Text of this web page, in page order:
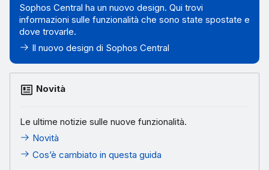
Sophos Central ha un nuovo design. Qui trovi
informazioni sulle funzionalità che sono state spostate e
dove trovarle.
Il nuovo design di Sophos Central
Novità
Le ultime notizie sulle nuove funzionalità.
Novità
Cos’è cambiato in questa guida